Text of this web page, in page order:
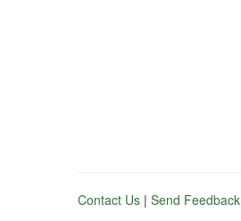
Contact Us | Send Feedback